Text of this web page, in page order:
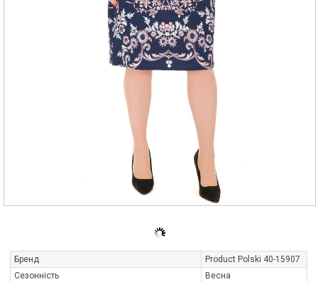
Бренд
Product Polski 40-15907
Сезонність
Весна